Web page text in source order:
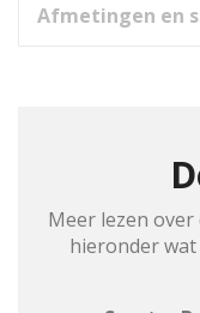
Afmetingen en
Meer lezen
hieronder